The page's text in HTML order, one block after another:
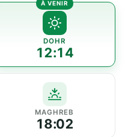
DOHR
12:14
MAGHREB
18:02